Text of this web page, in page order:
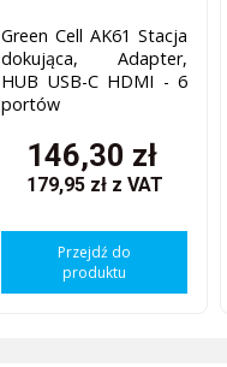
Green Cell AK61 Stacja
dokująca, Adapter,
HUB USB-C HDMI - 6
portów
146,30 zł
179,95 zł z VAT
Przejdź do
produktu